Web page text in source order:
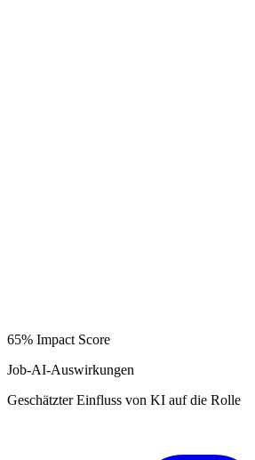
65% Impact Score
Job-AI-Auswirkungen
Geschätzter Einfluss von KI auf die Rolle